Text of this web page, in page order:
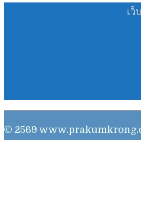
เว็
© 2569